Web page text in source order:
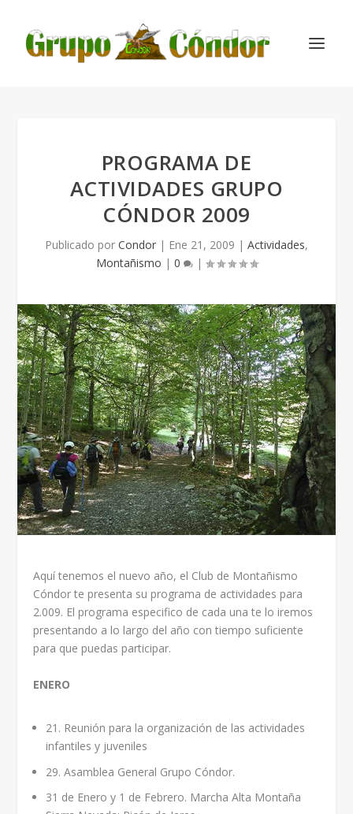
PROGRAMA DE
ACTIVIDADES GRUPO
CÓNDOR 2009
Publicado por Condor | Ene 21, 2009 | Actividades,
Montañismo | 0 |
Aquí tenemos el nuevo año, el Club de Montañismo
Cóndor te presenta su programa de actividades para
2.009. El programa especifico de cada una te lo iremos
presentando a lo largo del año con tiempo suficiente
para que puedas participar.
ENERO
21. Reunión para la organización de las actividades
infantiles y juveniles
29. Asamblea General Grupo Cóndor.
31 de Enero y 1 de Febrero. Marcha Alta Montaña